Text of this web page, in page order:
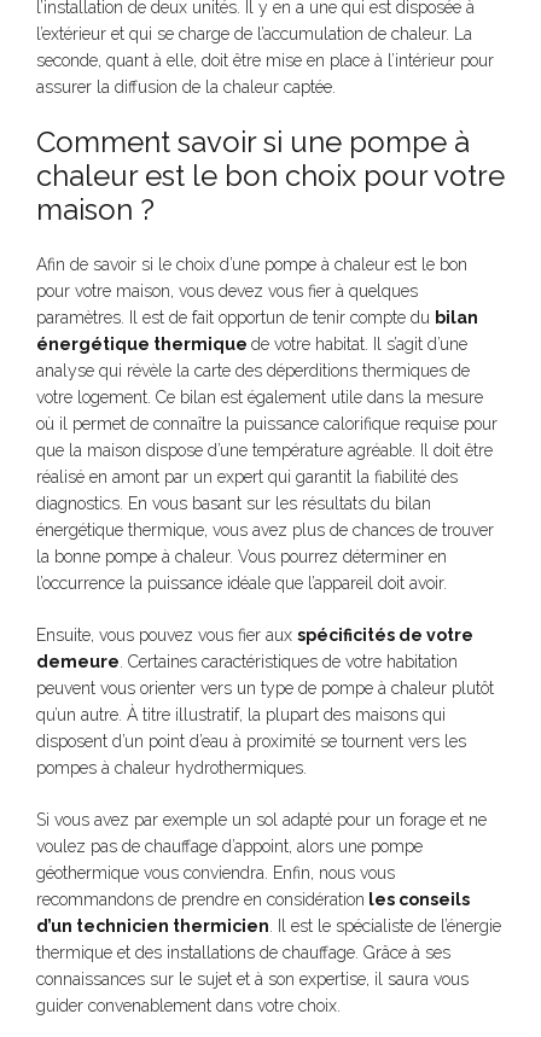
l’installation de deux unités. Il y en a une qui est disposée à
l’extérieur et qui se charge de l’accumulation de chaleur. La
seconde, quant à elle, doit être mise en place à l’intérieur pour
assurer la diffusion de la chaleur captée.
Comment savoir si une pompe à
chaleur est le bon choix pour votre
maison ?
Afin de savoir si le choix d’une pompe à chaleur est le bon
pour votre maison, vous devez vous fier à quelques
paramètres. Il est de fait opportun de tenir compte du bilan
énergétique thermique de votre habitat. Il s’agit d’une
analyse qui révèle la carte des déperditions thermiques de
votre logement. Ce bilan est également utile dans la mesure
où il permet de connaître la puissance calorifique requise pour
que la maison dispose d’une température agréable. Il doit être
réalisé en amont par un expert qui garantit la fiabilité des
diagnostics. En vous basant sur les résultats du bilan
énergétique thermique, vous avez plus de chances de trouver
la bonne pompe à chaleur. Vous pourrez déterminer en
l’occurrence la puissance idéale que l’appareil doit avoir.
Ensuite, vous pouvez vous fier aux spécificités de votre
demeure. Certaines caractéristiques de votre habitation
peuvent vous orienter vers un type de pompe à chaleur plutôt
qu’un autre. À titre illustratif, la plupart des maisons qui
disposent d’un point d’eau à proximité se tournent vers les
pompes à chaleur hydrothermiques.
Si vous avez par exemple un sol adapté pour un forage et ne
voulez pas de chauffage d’appoint, alors une pompe
géothermique vous conviendra. Enfin, nous vous
recommandons de prendre en considération les conseils
d’un technicien thermicien. Il est le spécialiste de l’énergie
thermique et des installations de chauffage. Grâce à ses
connaissances sur le sujet et à son expertise, il saura vous
guider convenablement dans votre choix.